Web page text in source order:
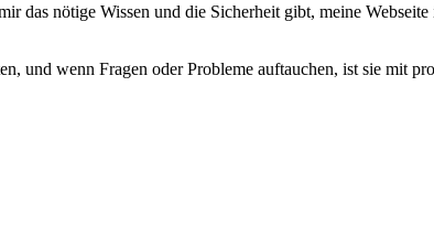
das nötige Wissen und die Sicherheit gibt, meine
und wenn Fragen oder Probleme auftauchen, ist sie mit